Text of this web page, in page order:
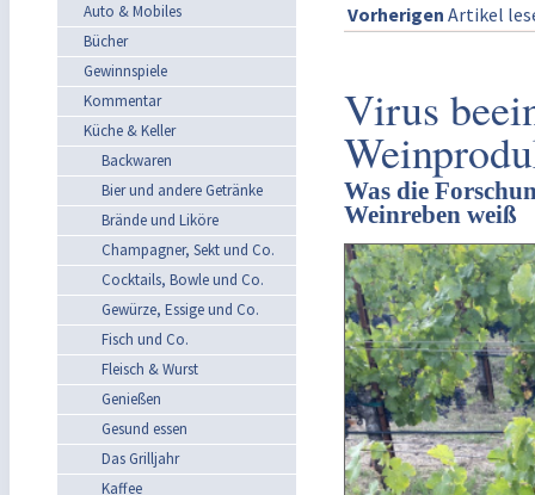
Auto & Mobiles
Bücher
Gewinnspiele
Kommentar
Küche & Keller
Backwaren
Bier und andere Getränke
Brände und Liköre
Champagner, Sekt und Co.
Cocktails, Bowle und Co.
Gewürze, Essige und Co.
Fisch und Co.
Fleisch & Wurst
Genießen
Gesund essen
Das Grilljahr
Kaffee
Vorherigen Artikel
Virus
Was die
Weinreben weiß